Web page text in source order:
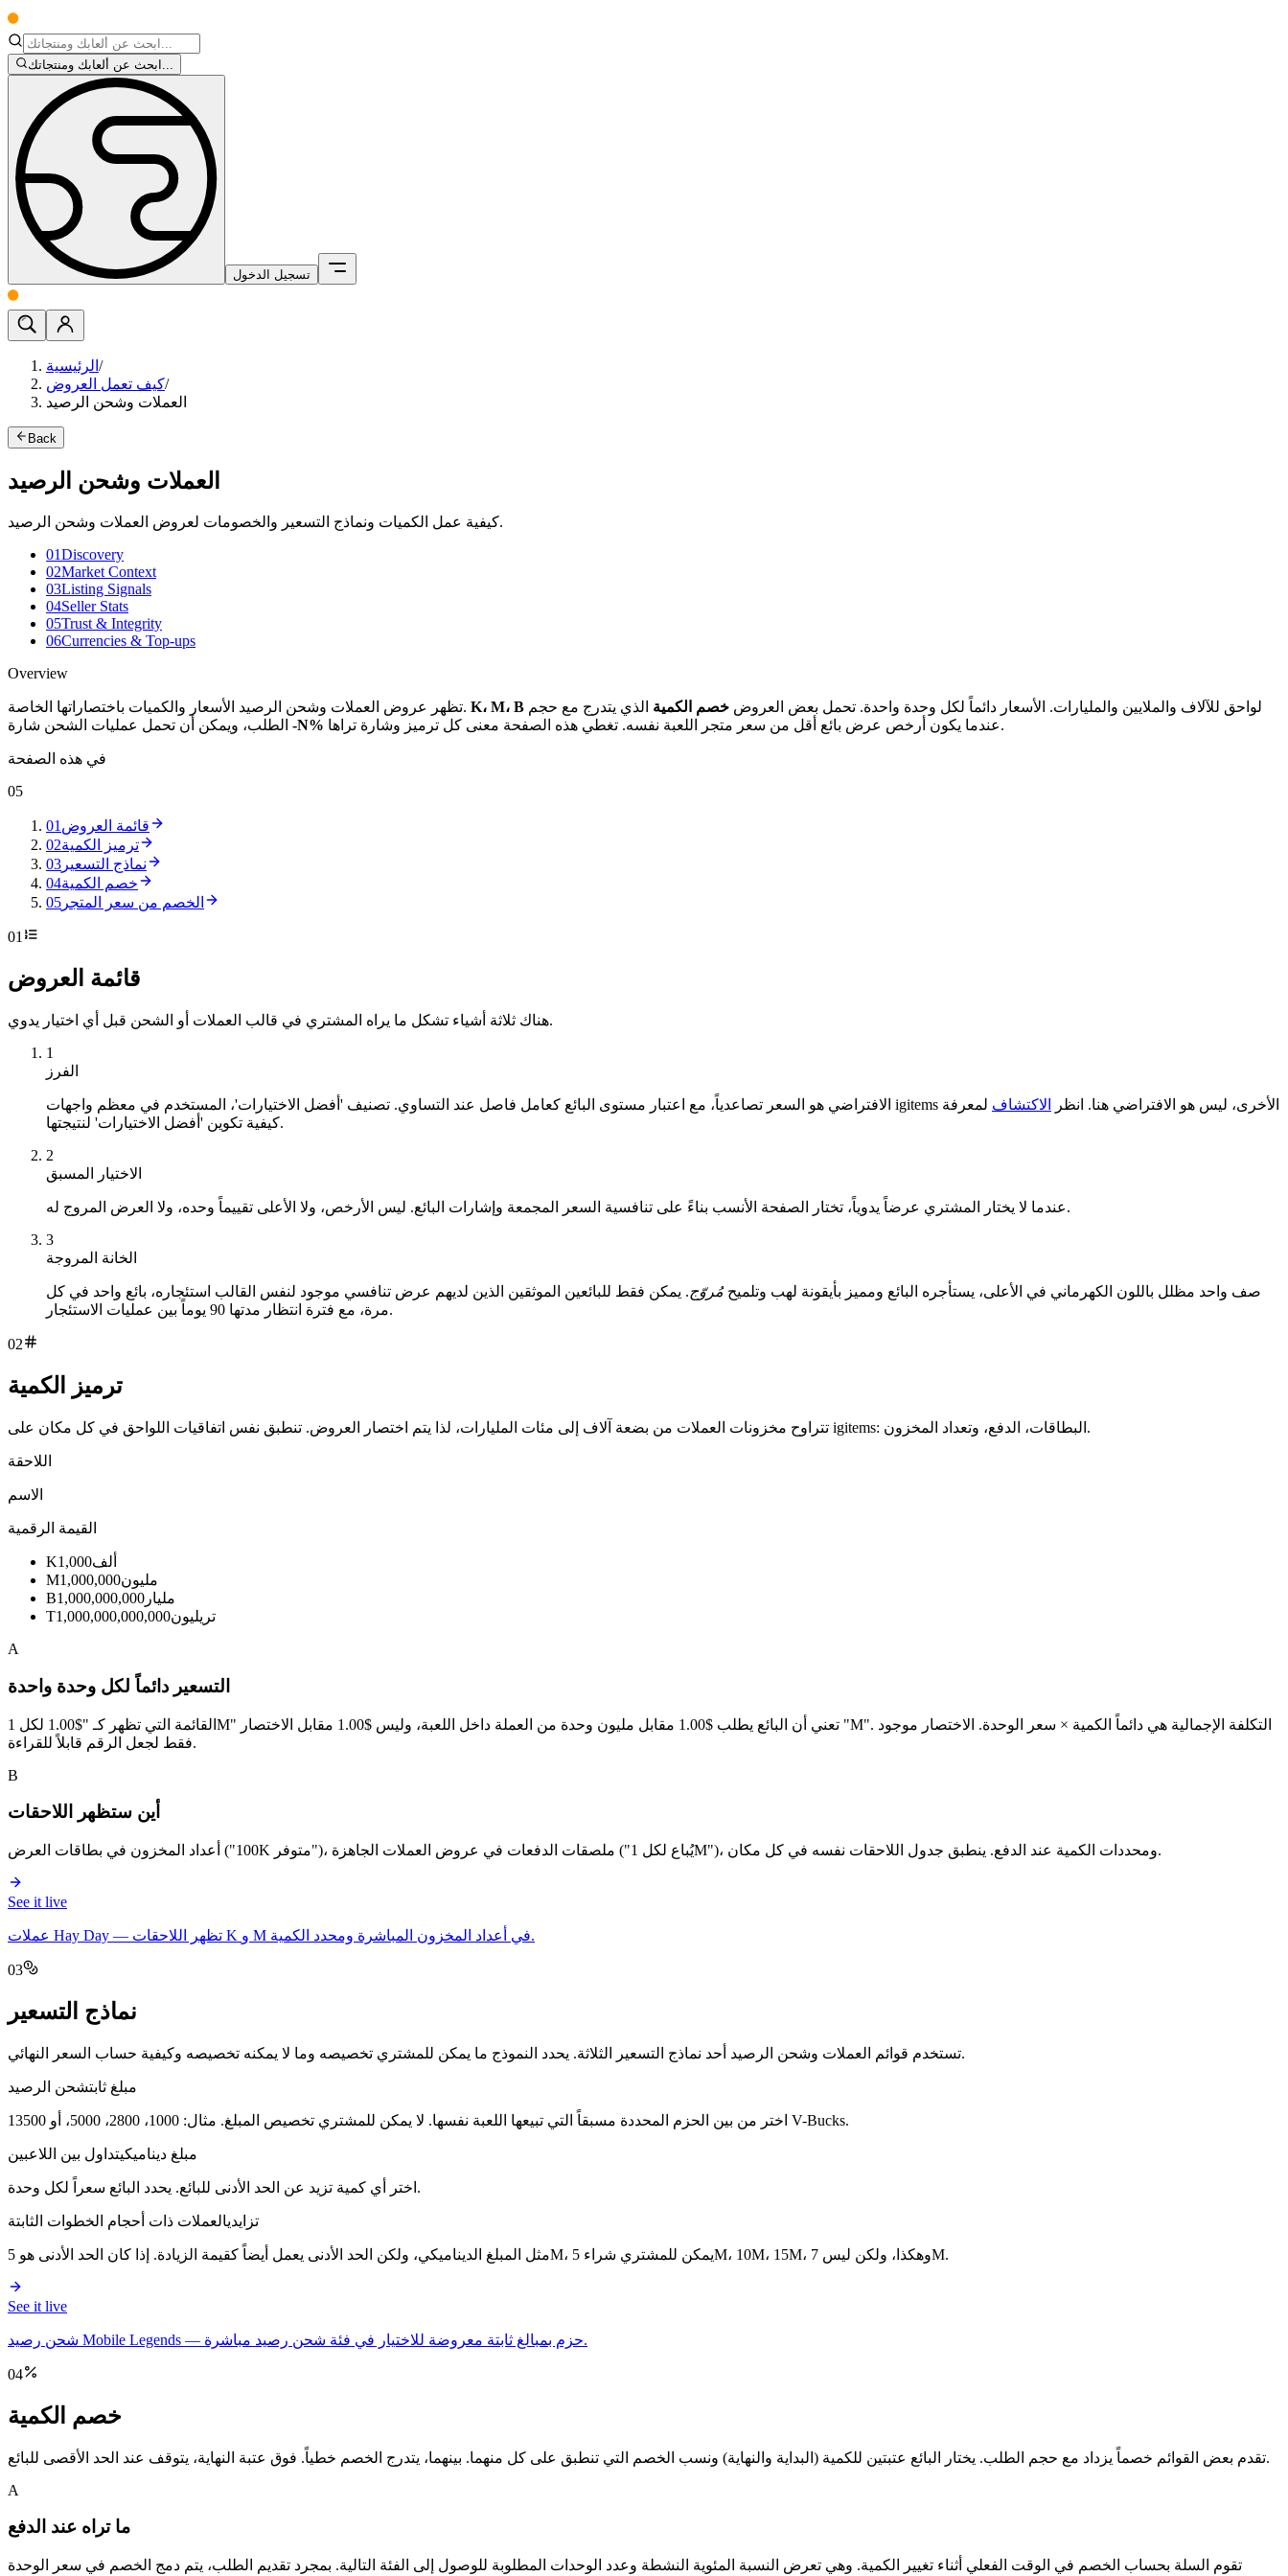
ابحث عن ألعابك ومنتجاتك...
تسجيل الدخول
الرئيسية /
كيف تعمل العروض/
العملات وشحن الرصيد
Back
العملات وشحن الرصيد
كيفية عمل الكميات ونماذج التسعير والخصومات لعروض العملات وشحن الرصيد.
01Discovery
02Market Context
03Listing Signals
04Seller Stats
05Trust & Integrity
06Currencies & Top-ups
Overview
تظهر عروض العملات وشحن الرصيد الأسعار والكميات باختصاراتها الخاصة. K، M، B لواحق للآلاف والملايين والمليارات. الأسعار دائماً لكل وحدة واحدة. تحمل بعض العروض خصم الكمية الذي يتدرج مع حجم
-N% عندما يكون أرخص عرض بائع أقل من سعر متجر اللعبة نفسه. تغطي هذه الصفحة معنى كل ترميز وشارة تراها.
في هذه الصفحة
05
01قائمة العروض
02ترميز الكمية
03 نماذج التسعير
04خصم الكمية
05 الخصم من سعر المتجر
01
قائمة العروض
هناك ثلاثة أشياء تشكل ما يراه المشتري في قالب العملات أو الشحن قبل أي اختيار يدوي.
1
الفرز
الافتراضي هو السعر تصاعدياً، مع اعتبار مستوى البائع كعامل فاصل عند التساوي. تصنيف 'أفضل الاختيارات'، المستخدم في معظم واجهات igitems الأخرى، ليس هو الافتراضي هنا. انظر الاكتشاف لمعرفة
كيفية تكوين 'أفضل الاختيارات' لنتيجتها.
2
الاختيار المسبق
عندما لا يختار المشتري عرضاً يدوياً، تختار الصفحة الأنسب بناءً على تنافسية السعر المجمعة وإشارات البائع. ليس الأرخص، ولا الأعلى تقييماً وحده، ولا العرض المروج له.
3
الخانة المروجة
صف واحد مظلل باللون الكهرماني في الأعلى، يستأجره البائع ومميز بأيقونة لهب وتلميحمُروّج. يمكن فقط للبائعين الموثقين الذين لديهم عرض تنافسي موجود لنفس القالب استئجاره، بائع واحد في كل
مرة، مع فترة انتظار مدتها 90 يوماً بين عمليات الاستئجار.
02
ترميز الكمية
تتراوح مخزونات العملات من بضعة آلاف إلى مئات المليارات، لذا يتم اختصار العروض. تنطبق نفس اتفاقيات اللواحق في كل مكان على igitems: البطاقات، الدفع، وتعداد المخزون.
اللاحقة
الاسم
القيمة الرقمية
K ألف1,000
M
مليون1,000,000
B
مليار 1,000,000,000
T
تريليون1,000,000,000,000
A
التسعير دائماً لكل وحدة واحدة
القائمة التي تظهر كـ "$1.00 لكل 1M" تعني أن البائع يطلب $1.00 مقابل مليون وحدة من العملة داخل اللعبة، وليس $1.00 مقابل الاختصار "M". التكلفة الإجمالية هي دائماً الكمية × سعر الوحدة. الاختصار موجود
فقط لجعل الرقم قابلاً للقراءة.
B
أين ستظهر اللاحقات
أعداد المخزون في بطاقات العرض ("100K متوفر")، ملصقات الدفعات في عروض العملات الجاهزة ("يُباع لكل 1M")، ومحددات الكمية عند الدفع. ينطبق جدول اللاحقات نفسه في كل مكان.
See it live
عملات Hay Day — تظهر اللاحقات K و M في أعداد المخزون المباشرة ومحدد الكمية.
03
نماذج التسعير
تستخدم قوائم العملات وشحن الرصيد أحد نماذج التسعير الثلاثة. يحدد النموذج ما يمكن للمشتري تخصيصه وما لا يمكنه تخصيصه وكيفية حساب السعر النهائي.
مبلغ ثابتشحن الرصيد
اختر من بين الحزم المحددة مسبقاً التي تبيعها اللعبة نفسها. لا يمكن للمشتري تخصيص المبلغ. مثال: 1000، 2800، 5000، أو 13500 V-Bucks.
مبلغ ديناميكيتداول بين اللاعبين
اختر أي كمية تزيد عن الحد الأدنى للبائع. يحدد البائع سعراً لكل وحدة.
تزايديالعملات ذات أحجام الخطوات الثابتة
مثل المبلغ الديناميكي، ولكن الحد الأدنى يعمل أيضاً كقيمة الزيادة. إذا كان الحد الأدنى هو 5M، يمكن للمشتري شراء 5M، 10M، 15M، وهكذا، ولكن ليس 7M.
See it live
شحن رصيد Mobile Legends — حزم بمبالغ ثابتة معروضة للاختيار في فئة شحن رصيد مباشرة.
04
خصم الكمية
تقدم بعض القوائم خصماً يزداد مع حجم الطلب. يختار البائع عتبتين للكمية (البداية والنهاية) ونسب الخصم التي تنطبق على كل منهما. بينهما، يتدرج الخصم خطياً. فوق عتبة النهاية، يتوقف عند الحد الأقصى للبائع.
A
ما تراه عند الدفع
تقوم السلة بحساب الخصم في الوقت الفعلي أثناء تغيير الكمية. وهي تعرض النسبة المئوية النشطة وعدد الوحدات المطلوبة للوصول إلى الفئة التالية. بمجرد تقديم الطلب، يتم دمج الخصم في سعر الوحدة